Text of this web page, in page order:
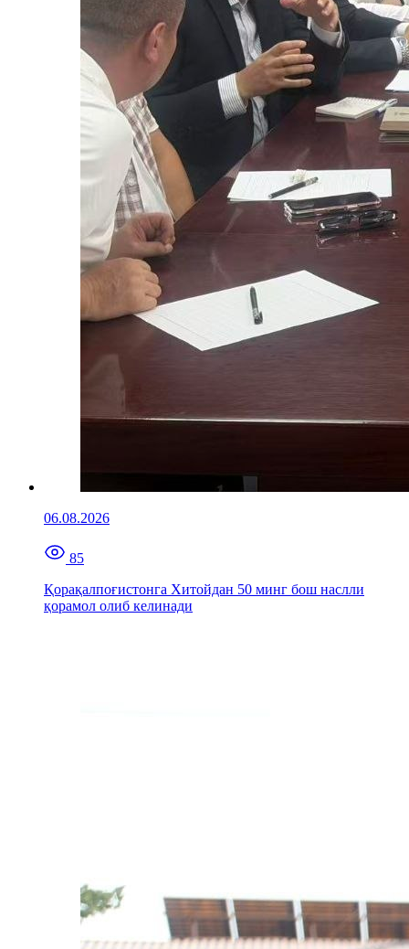
06.08.2026
85
Қорақалпоғистонга Хитойдан 50 минг бош наслли
қорамол олиб келинади